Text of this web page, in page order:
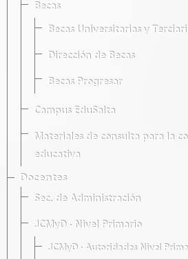
Becas
Becas Universitarias y
Dirección de Becas
Becas Progresar
Campus EduSalta
Materiales de consulta para la
educativa
Docentes
Sec. de Administración
JCMyD · Nivel Primario
JCMyD · Autoridades Nivel